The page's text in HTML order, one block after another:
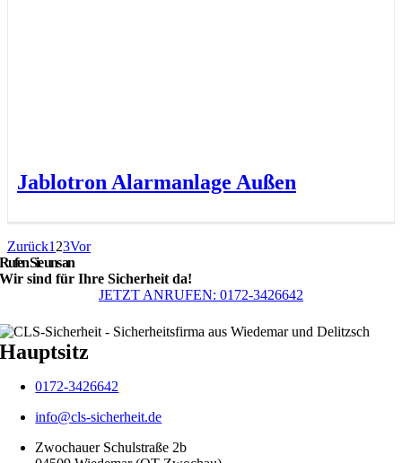
Jablotron Alarmanlage Außen
Zurück1 23Vor
Rufen Sie uns an
Wir sind für Ihre Sicherheit da!
JETZT ANRUFEN: 0172-3426642
Hauptsitz
0172-3426642
info@cls-sicherheit.de
Zwochauer Schulstraße 2b